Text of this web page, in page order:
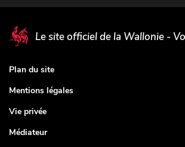
Le site officiel de la Wallonie -
Plan du site
Mentions légales
Vie privée
Médiateur